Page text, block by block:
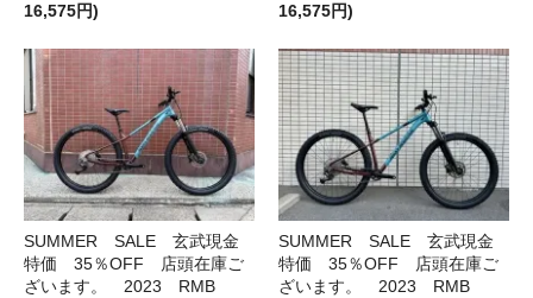
16,575円)
16,575円)
SUMMER SALE 玄武現金
特価 35％OFF 店頭在庫ご
ざいます。 2023 RMB
SUMMER SALE 玄武現金
特価 35％OFF 店頭在庫ご
ざいます。 2023 RMB